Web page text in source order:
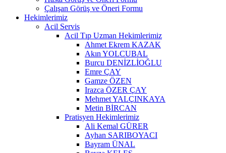
Çalışan Görüş ve Öneri Formu
Hekimlerimiz
Acil Servis
Acil Tıp Uzman Hekimlerimiz
Ahmet Ekrem KAZAK
Akın YOLCUBAL
Burcu DENİZLİOĞLU
Emre ÇAY
Gamze ÖZEN
Irazca ÖZER ÇAY
Mehmet YALÇINKAYA
Metin BİRCAN
Pratisyen Hekimlerimiz
Ali Kemal GÜRER
Ayhan SARIBOYACI
Bayram ÜNAL